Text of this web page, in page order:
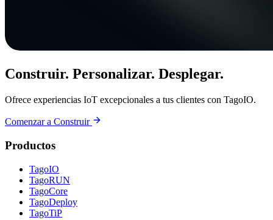
Construir. Personalizar. Desplegar.
Ofrece experiencias IoT excepcionales a tus clientes con TagoIO.
Comenzar a Construir
Productos
TagoIO
TagoRUN
TagoCore
TagoDeploy
TagoTiP